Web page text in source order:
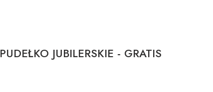
PUDEŁKO JUBILERSKIE - GRATIS